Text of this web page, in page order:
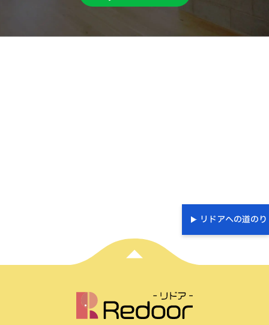
リドアへの道のり